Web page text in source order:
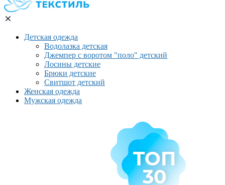
Детская одежда
Водолазка детская
Джемпер с воротом "поло" детский
Лосины детские
Брюки детские
Свитшот детский
Женская одежда
Мужская одежда